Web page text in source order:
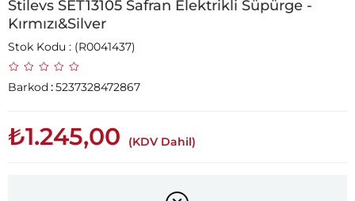
Stilevs SET13105 Safran Elektrikli Süpürge -
Kırmızı&Silver
Stok Kodu (R0041437)
Barkod:5237328472867
₺1.245,00 (KDV Dahil)